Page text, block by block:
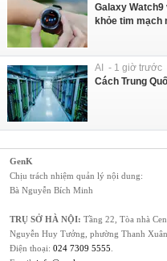
Galaxy
khỏe tim mạch
AI - 1 giờ trước
Cách Trung
GenK
Chịu trách nhiệm quản lý nội dung:
Bà Nguyễn Bích Minh
TRỤ SỞ HÀ NỘI: Tầng 22, Tòa nhà
Nguyễn Huy Tưởng, phường Thanh
Điện thoại: 024 7309 5555